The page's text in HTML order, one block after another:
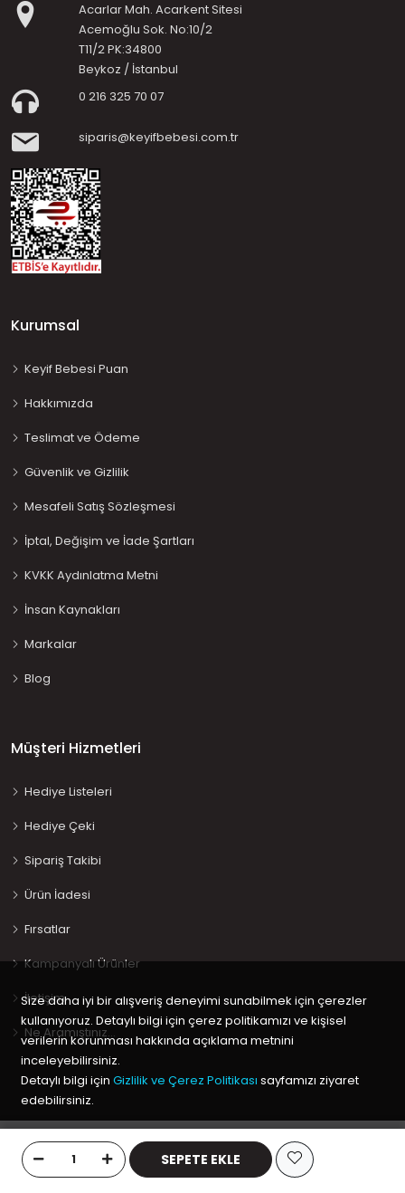
SEPETE EKLE
Acarlar Mah. Acarkent Sitesi
Acemoğlu Sok. No:10/2
T11/2 PK:34800
Beykoz / İstanbul
0 216 325 70 07
siparis@keyifbebesi.com.tr
Kurumsal
Keyif Bebesi Puan
Hakkımızda
Teslimat ve Ödeme
Güvenlik ve Gizlilik
Mesafeli Satış Sözleşmesi
İptal, Değişim ve İade Şartları
KVKK Aydınlatma Metni
İnsan Kaynakları
Markalar
Blog
Müşteri Hizmetleri
Hediye Listeleri
Hediye Çeki
Sipariş Takibi
Ürün İadesi
Fırsatlar
Kampanyalı Ürünler
İletişim
Ne Aramıştınız…
Copyright © 2020 Keyif Bebesi | Kids & Toys, GeliştiriciKabuk
Yazılım
Size daha iyi bir alışveriş deneyimi sunabilmek için çerezler
kullanıyoruz. Detaylı bilgi için çerez politikamızı ve kişisel
verilerin korunması hakkında açıklama metnini
inceleyebilirsiniz.
Detaylı bilgi için Gizlilik ve Çerez Politikası sayfamızı ziyaret
edebilirsiniz.
Tamam